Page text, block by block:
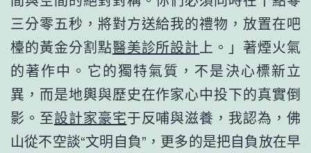
三分零五秒，將對方送給我的禮物，放置在吧
檯的黃金分割點醫美診所設計 上。」著煙火氣
的著作中。它的獨特氣質，不是決心標新立
異，而是地輿與歷史在作家心中投下的真實倒
影。至設計家豪宅于反哺與滋養，我認為，佛
山從不空談“文明自負”，更多的是把自負放在早